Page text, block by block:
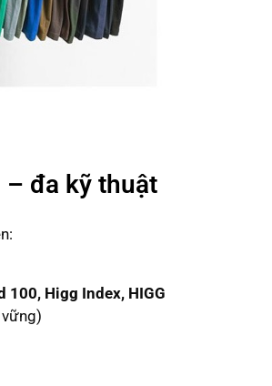
– đa kỹ thuật
100, Higg Index, HIGG